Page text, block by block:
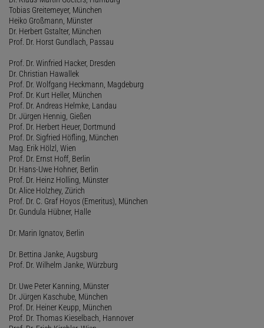
Tobias Greitemeyer, München
Heiko Großmann, Münster
Dr. Herbert Gstalter, München
Prof. Dr. Horst Gundlach, Passau
Prof. Dr. Winfried Hacker, Dresden
Dr. Christian Hawallek
Prof. Dr. Wolfgang Heckmann, Magdeburg
Prof. Dr. Kurt Heller, München
Prof. Dr. Andreas Helmke, Landau
Dr. Jürgen Hennig, Gießen
Prof. Dr. Herbert Heuer, Dortmund
Prof. Dr. Sigfried Höfling, München
Mag. Erik Hölzl, Wien
Prof. Dr. Ernst Hoff, Berlin
Dr. Hans-Uwe Hohner, Berlin
Prof. Dr. Heinz Holling, Münster
Dr. Alice Holzhey, Zürich
Prof. Dr. C. Graf Hoyos (Emeritus), München
Dr. Gundula Hübner, Halle
Dr. Marin Ignatov, Berlin
Dr. Bettina Janke, Augsburg
Prof. Dr. Wilhelm Janke, Würzburg
Dr. Uwe Peter Kanning, Münster
Dr. Jürgen Kaschube, München
Prof. Dr. Heiner Keupp, München
Prof. Dr. Thomas Kieselbach, Hannover